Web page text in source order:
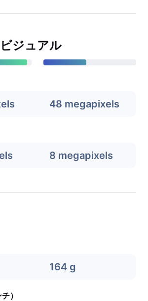
ジュアル
48 megapixels
8 megapixels
164 g
）